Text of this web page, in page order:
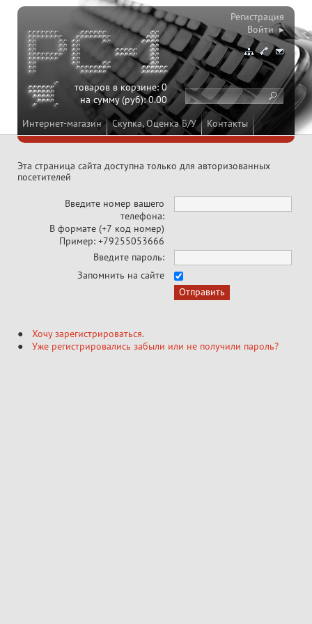
Интернет-магазин Скупка, Оценка Б/У Контакты
товаров в корзине:0
на сумму (руб):0.00
Регистрация
Войти ▸
Эта страница сайта доступна только для авторизованных
посетителей
Введите номер вашего
телефона:
В формате (+7 код номер)
Пример: +79255053666
Введите пароль:
Запомнить на сайте
Хочу зарегистрироваться.
Уже регистрировались забыли или не получили пароль?